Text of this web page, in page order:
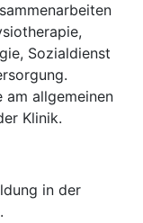
Sozialdienst
am allgemeinen
Klinik.
in der